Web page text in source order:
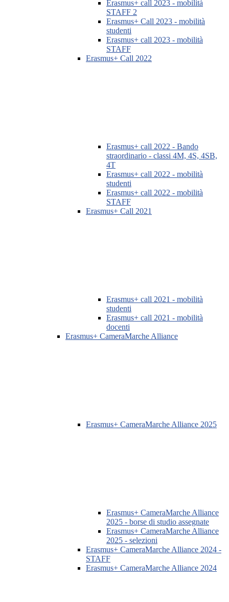
Erasmus+ call 2023 - mobilità
STAFF 2
Erasmus+ Call 2023 - mobilità
studenti
Erasmus+ call 2023 - mobilità
STAFF
Erasmus+ Call 2022
Erasmus+ call 2022 - Bando
straordinario - classi 4M, 4S, 4SB,
4T
Erasmus+ call 2022 - mobilità
studenti
Erasmus+ call 2022 - mobilità
STAFF
Erasmus+ Call 2021
Erasmus+ call 2021 - mobilità
studenti
Erasmus+ call 2021 - mobilità
docenti
Erasmus+ CameraMarche Alliance
Erasmus+ CameraMarche Alliance 2025
Erasmus+ CameraMarche Alliance
2025 - borse di studio assegnate
Erasmus+ CameraMarche Alliance
2025 - selezioni
Erasmus+ CameraMarche Alliance 2024 -
STAFF
Erasmus+ CameraMarche Alliance 2024